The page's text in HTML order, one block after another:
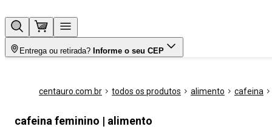
Entrega ou retirada? Informe o seu CEP
centauro.com.br todos os produtos alimento cafeina
cafeina feminino | alimento